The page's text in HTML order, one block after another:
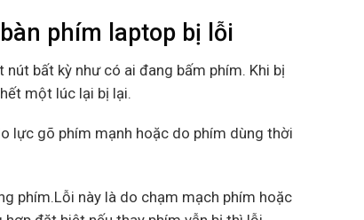
phím laptop bị lỗi
bất kỳ như có ai đang bấm phím. Khi bị
một lúc lại bị lại.
lực gõ phím mạnh hoặc do phím dùng thời
phím.Lỗi này là do chạm mạch phím hoặc